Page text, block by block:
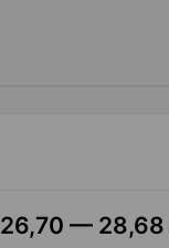
26,70 — 28,68